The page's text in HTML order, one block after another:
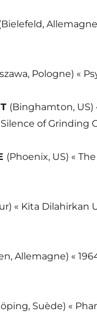
Pologne) «
(Binghamton, US)
of Grinding
(Phoenix, US) «
« Kita Dilahirkan
Allemagne) «
Suède) «